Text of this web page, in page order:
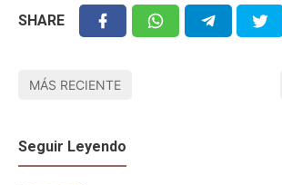
SHARE
MÁS RECIENTE
Seguir Leyendo